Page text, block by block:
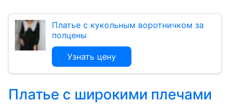
Платье с кукольным воротничком за
полцены
Узнать цену
Платье с широкими плечами